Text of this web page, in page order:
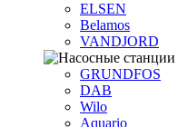
ELSEN
Belamos
VANDJORD
GRUNDFOS
DAB
Wilo
Aquario